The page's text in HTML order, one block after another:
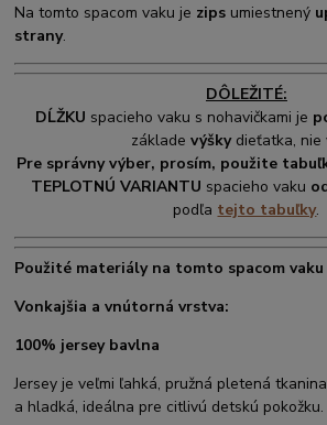
Na tomto spacom vaku je zips umiestnený
strany.
DÔLEŽITÉ:
DĹŽKU spacieho vaku s nohavičkami je
základe výšky dieťatka, nie
Pre správny výber, prosím, použite
TEPLOTNÚ VARIANTU spacieho vaku
podľa tejto tabuľky.
Použité materiály na tomto spacom vaku
Vonkajšia a vnútorná vrstva:
100% jersey bavlna
Jersey je veľmi ľahká, pružná pletená
a hladká, ideálna pre citlivú detskú pokožku.